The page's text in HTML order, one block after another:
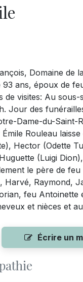
Domaine de
93 ans, époux de
visites: Au
Jour des
Dame-du-
Rouleau
Hector (Odette
(Luigi
le père de
Harvé, Raymond,
feu
et nièces et
Écrire un